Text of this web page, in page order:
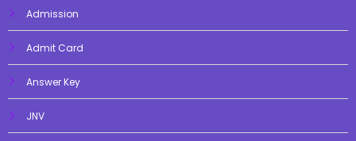
Admission
Admit Card
Answer Key
JNV